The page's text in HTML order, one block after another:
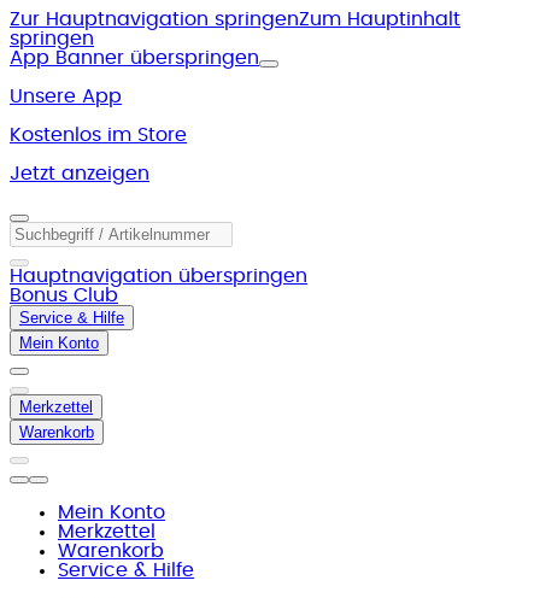
Zur Hauptnavigation springenZum Hauptinhalt
springen
App Banner überspringen
Unsere App
Kostenlos im Store
Jetzt anzeigen
Hauptnavigation überspringen
Bonus Club
Service & Hilfe
Mein Konto
Merkzettel
Warenkorb
Mein Konto
Merkzettel
Warenkorb
Service & Hilfe